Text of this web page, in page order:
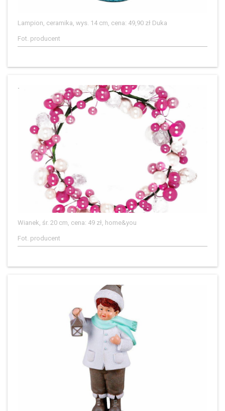
Lampion, ceramika, wys. 14 cm, cena: 49,90 zł Duka
Fot. producent
Wianek, śr. 20 cm, cena: 49 zł, home&you
Fot. producent